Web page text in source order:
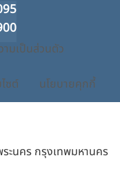
ามเป็นส่วนตัว
ซต์ นโยบายคุกกี้
ะนคร กรุงเทพมหานคร